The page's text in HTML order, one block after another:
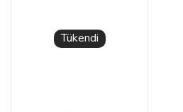
Tükendi